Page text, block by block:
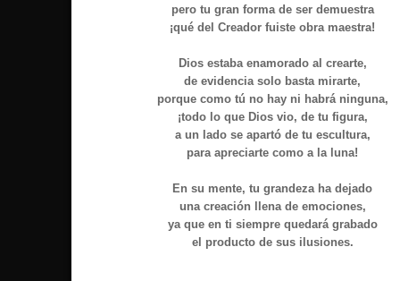
pero tu gran forma de ser demuestra
¡qué del Creador fuiste obra maestra!
Dios estaba enamorado al crearte,
de evidencia solo basta mirarte,
porque como tú no hay ni habrá ninguna,
¡todo lo que Dios vio, de tu figura,
a un lado se apartó de tu escultura,
para apreciarte como a la luna!
En su mente, tu grandeza ha dejado
una creación llena de emociones,
ya que en ti siempre quedará grabado
el producto de sus ilusiones.